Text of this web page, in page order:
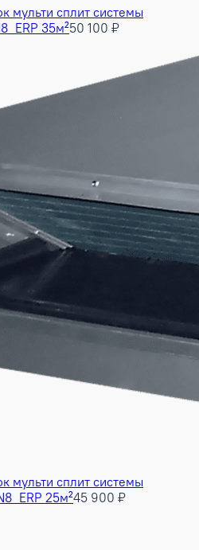
мульти сплит системы
35м²50 100 ₽
мульти сплит системы
25м²45 900 ₽